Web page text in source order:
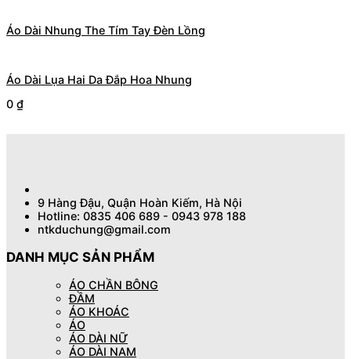
Áo Dài Nhung The Tím Tay Đèn Lồng
Áo Dài Lụa Hai Da Đắp Hoa Nhung
0 ₫
9 Hàng Đậu, Quận Hoàn Kiếm, Hà Nội
Hotline: 0835 406 689 - 0943 978 188
ntkduchung@gmail.com
DANH MỤC SẢN PHẨM
ÁO CHẦN BÔNG
ĐẦM
ÁO KHOÁC
ÁO
ÁO DÀI NỮ
ÁO DÀI NAM